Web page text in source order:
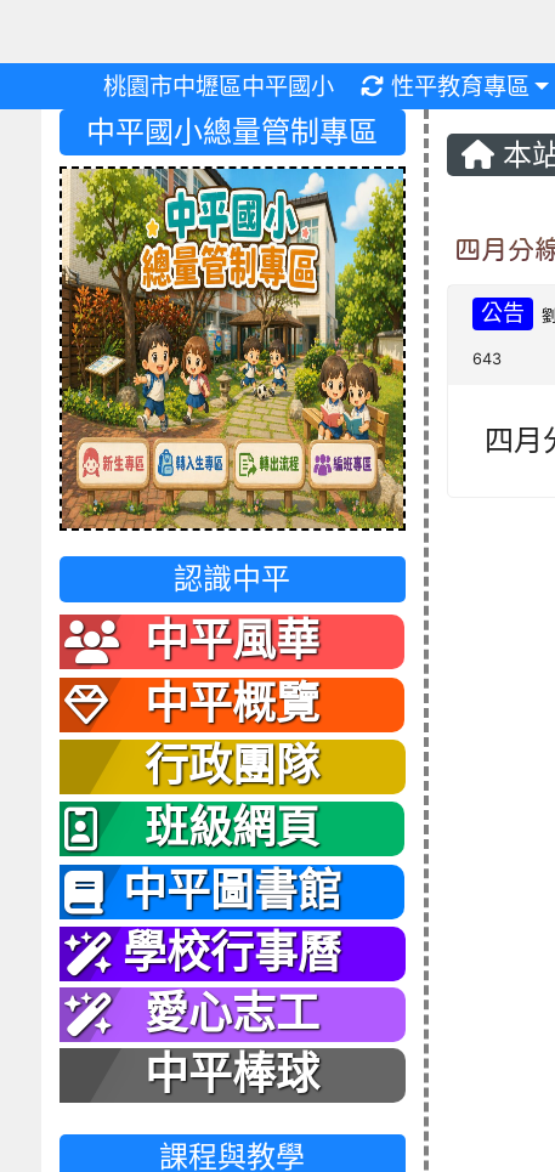
桃園市中壢區中平國小 重新取得佈景設
性平教育專區
本
四月分
公告
643
四月
中平國小總量管制專區
認識中平
中平風華
中平概覽
行政團隊
班級網頁
中平圖書館
學校行事曆
愛心志工
中平棒球
課程與教學